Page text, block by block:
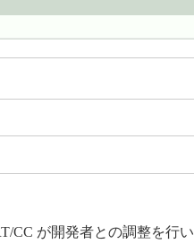
CC が開発者との調整を行い